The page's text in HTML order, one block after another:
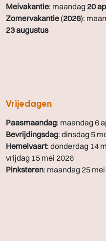
Meivakantie: maandag 20
Zomervakantie (2026):
23 augustus
Vrijedagen
Paasmaandag: maandag 6
Bevrijdingsdag: dinsdag 5
Hemelvaart: donderdag 14
vrijdag 15 mei 2026
Pinksteren: maandag 25 mei